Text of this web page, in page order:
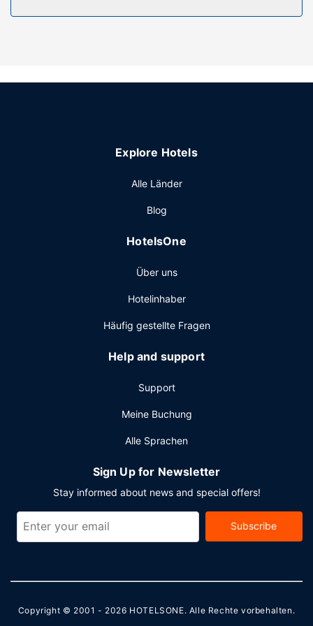
Explore Hotels
Alle Länder
Blog
HotelsOne
Über uns
Hotelinhaber
Häufig gestellte Fragen
Help and support
Support
Meine Buchung
Alle Sprachen
Sign Up for Newsletter
Stay informed about news and special offers!
Subscribe
Copyright © 2001 - 2026 HOTELSONE. Alle Rechte vorbehalten.